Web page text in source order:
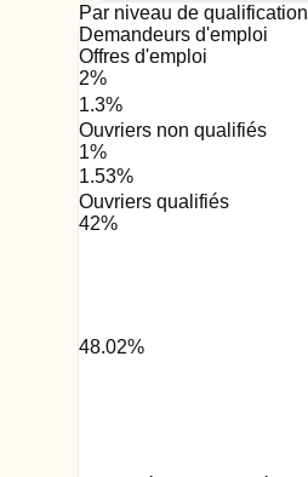
Par niveau de qualification
Demandeurs d'emploi
Offres d'emploi
2%
1.3%
Ouvriers non qualifiés
1%
1.53%
Ouvriers qualifiés
42%
48.02%